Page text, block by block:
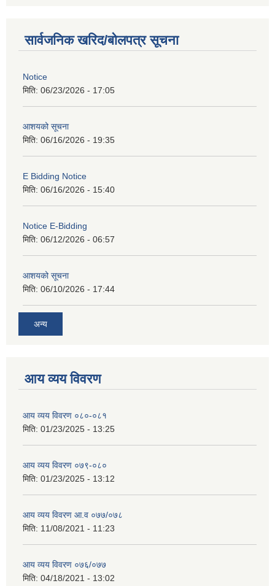
सार्वजनिक खरिद/बोलपत्र सूचना
Notice
मिति: 06/23/2026 - 17:05
आशयको सूचना
मिति: 06/16/2026 - 19:35
E Bidding Notice
मिति: 06/16/2026 - 15:40
Notice E-Bidding
मिति: 06/12/2026 - 06:57
आशयको सूचना
मिति: 06/10/2026 - 17:44
अन्य
आय व्यय विवरण
आय व्यय विवरण ०८०-०८१
मिति: 01/23/2025 - 13:25
आय व्यय विवरण ०७९-०८०
मिति: 01/23/2025 - 13:12
आय व्यय विवरण आ.व ०७७/०७८
मिति: 11/08/2021 - 11:23
आय व्यय विवरण ०७६/०७७
मिति: 04/18/2021 - 13:02